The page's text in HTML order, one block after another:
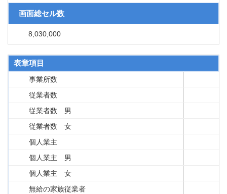
画面総セル数
8,030,000
表章項目
事業所数
従業者数
従業者数 男
従業者数 女
個人業主
個人業主 男
個人業主 女
無給の家族従業者